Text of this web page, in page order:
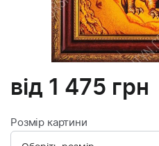
від 1 475 грн
Розмір картини